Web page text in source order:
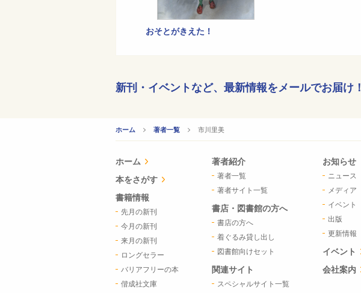
おそとがきえた！
新刊・イベントなど、 最新情報をメールでお届け！
ホーム 著者一覧 CURRENT:
市川里美
ホーム
本をさがす
書籍情報
先月の新刊
今月の新刊
来月の新刊
ロングセラー
バリアフリーの本
偕成社文庫
著者紹介
著者一覧
著者サイト一覧
書店・図書館の方へ
書店の方へ
着ぐるみ貸し出し
図書館向けセット
関連サイト
スペシャルサイト一覧
お知らせ
ニュース
メディア
イベント
出版
更新情報
イベント
会社案内